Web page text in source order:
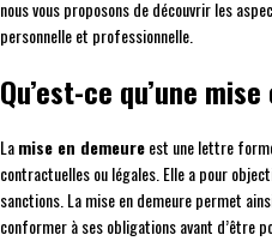
nous vous proposons de découvrir les
personnelle et professionnelle.
Qu’est-ce qu’une
Lamise en demeureest une lettre
contractuelles ou légales. Elle a pour
sanctions. La mise en demeure permet
conformer à ses obligations avant d’être